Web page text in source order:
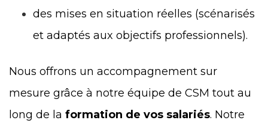
des mises en situation réelles (scénarisés
et adaptés aux objectifs professionnels).
Nous offrons un accompagnement sur
mesure grâce à notre équipe de CSM tout au
long de la formation de vos salariés. Notre